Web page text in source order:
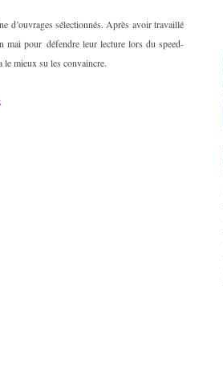
d’ouvrages sélectionnés. Après avoir travaillé
mai pour défendre leur lecture lors du speed-
le mieux su les convaincre.